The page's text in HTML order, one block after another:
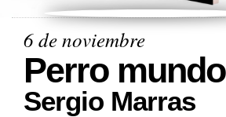
6 de noviembre
Perro mundo
Sergio Marras